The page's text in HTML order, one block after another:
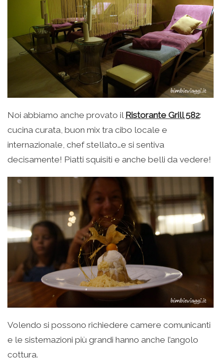
Noi abbiamo anche provato il Ristorante Grill 582:
cucina curata, buon mix tra cibo locale e
internazionale, chef stellato…e si sentiva
decisamente! Piatti squisiti e anche belli da vedere!
Volendo si possono richiedere camere comunicanti
e le sistemazioni più grandi hanno anche l’angolo
cottura.